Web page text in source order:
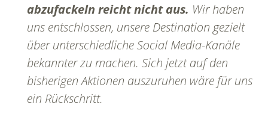
abzufackeln reicht nicht aus. Wir haben
uns entschlossen, unsere Destination gezielt
über unterschiedliche Social Media-Kanäle
bekannter zu machen. Sich jetzt auf den
bisherigen Aktionen auszuruhen wäre für uns
ein Rückschritt.